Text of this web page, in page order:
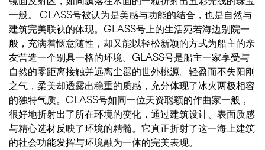
一般。 GLASS号被认为是美感与功能的结合，也是自然与
建筑完美联袂的体现。GLASS号上的生活宛若海边别院一
般，充满着惬意随性，却又能以轻松新颖的方式为船主的亲
友营造一个别具一格的环境。GLASS号是船主一家享受与
自然的零距离接触并远离尘嚣的世外桃源。轻盈而不失阳刚
之气，柔美却透露出稳重的质感，充分体现了冰火两极相容
的独特气质。GLASS号如同一位天资聪颖的作曲家一般，
很好地折射出了所在环境的变化，通过建筑设计、表面质感
与精心选材反映了环境的精髓。它真正折射了这一海上建筑
的社会功能发挥与环境融为一体的完美表现。